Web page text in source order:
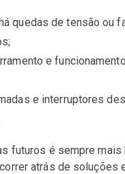
quedas de tensão ou
e
e interruptores
futuros é sempre mais
atrás de soluções